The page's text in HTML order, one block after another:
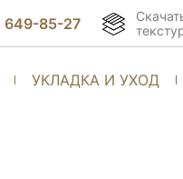
УКЛАДКА И УХОД
649-85-27